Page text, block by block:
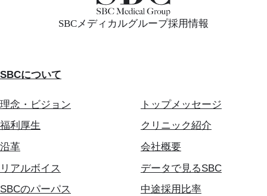
SBCメディカルグループ採用情報
SBCについて
理念・ビジョン
トップメッセージ
福利厚生
クリニック紹介
沿革
会社概要
リアルボイス
データで見るSBC
SBCのパーパス
中途採用比率